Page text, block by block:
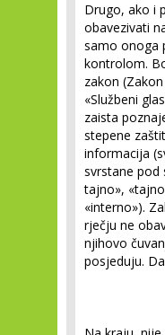
Drugo, ako i
obavezivati
samo onoga
kontrolom.
zakon
«Službeni
zaista
stepene
informacija
svrstane pod
tajno»,
«interno»).
rječju ne
njihovo
posjeduju.